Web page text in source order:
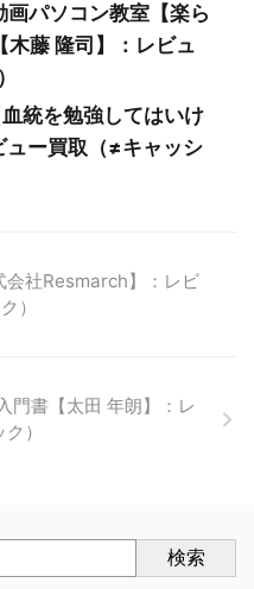
パソコン教室【楽ら
木藤 隆司】：レビュ
統を勉強してはいけ
ュー買取（≠キャッシ
会社Resmarch】：レビ
）
門書【太田 年朗】：レ
）
検索